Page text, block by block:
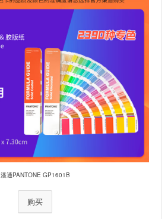
潘通PANTONE GP1601B
购买